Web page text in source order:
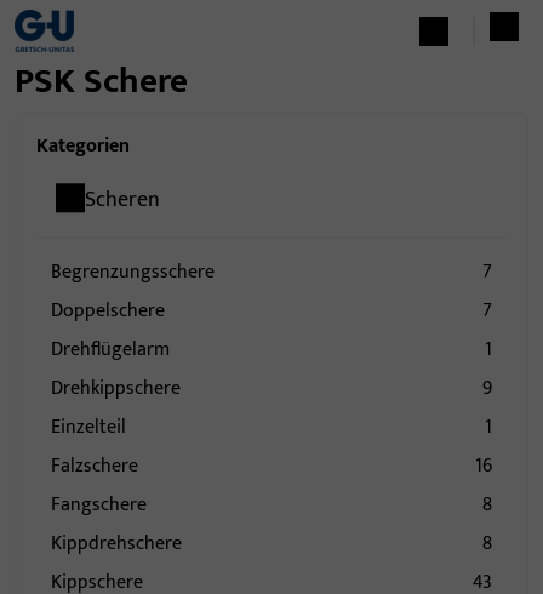
PSK Schere
Kategorien
Scheren
Begrenzungsschere
7
Doppelschere
7
Drehflügelarm
1
Drehkippschere
9
Einzelteil
1
Falzschere
16
Fangschere
8
Kippdrehschere
8
Kippschere
43